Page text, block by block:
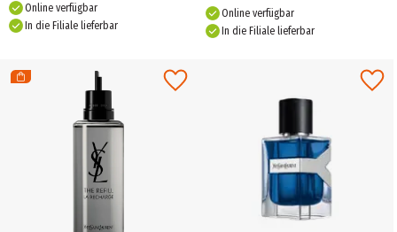
Online verfügbar
In die Filiale lieferbar
Online verfügbar
In die Filiale lieferbar